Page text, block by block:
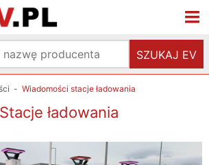
SZUKAJ EV
- Wiadomości stacje ładowania
ładowania